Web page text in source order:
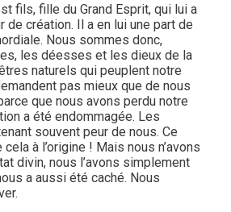
fils, fille du Grand Esprit, qui lui a
de création. Il a en lui une part de
Nous sommes donc,
les déesses et les dieux de la
naturels qui peuplent notre
pas mieux que de nous
que nous avons perdu notre
a été endommagée. Les
souvent peur de nous. Ce
à l’origine ! Mais nous n’avons
divin, nous l’avons simplement
a aussi été caché. Nous